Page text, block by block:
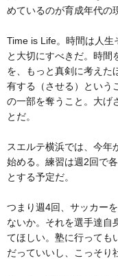
めているのが育成年代の
Time is Life。時間は人生
と大切にすべきだ。時間
を、もっと真剣に考えた
有する（させる）という
の一部を奪うこと。大げ
とだ。
スエルテ横浜では、今年
始める。練習は週2回で
とする予定だ。
つまり週4回、サッカー
ないか。それを選手達自
てほしい。塾に行っても
だっていいし、こっそり